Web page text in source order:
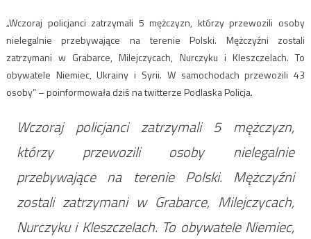
„Wczoraj policjanci zatrzymali 5 mężczyzn, którzy przewozili osoby
nielegalnie przebywające na terenie Polski. Mężczyźni zostali
zatrzymani w Grabarce, Milejczycach, Nurczyku i Kleszczelach. To
obywatele Niemiec, Ukrainy i Syrii. W samochodach przewozili 43
osoby” – poinformowała dziś na twitterze Podlaska Policja.
Wczoraj policjanci zatrzymali 5 mężczyzn,
którzy przewozili osoby nielegalnie
przebywające na terenie Polski. Mężczyźni
zostali zatrzymani w Grabarce, Milejczycach,
Nurczyku i Kleszczelach. To obywatele Niemiec,